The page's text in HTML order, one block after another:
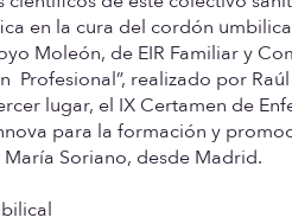
en la cura del cordón
Moleón, de EIR Familiar y
realizado por
lugar, el IX Certamen de
para la formación y
Soriano, desde Madrid.